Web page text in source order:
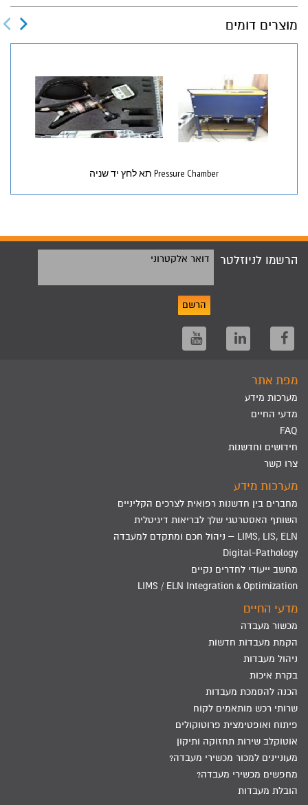
מוצרים דומים
Pressure Chamber תא לחץ יד שניה
הרשמו לניוזלטר דואר אלקטרוני
הרשם
מפת אתר
מערכות מידע
מדעי החיים
FAQ
חידושים וחדשנות
צרו קשר
מערכות מידע
מחברים בין חדשנות רפואית לצרכים הקליניים
השותף האסטרטגי שלך לבריאות דיגיטלית
LIMS, LIS, ELN – ניהול חכם ומתקדם למעבדה
Digital-Pathology
מחשב ייעודי לחדרים נקיים
LIMS / ELN Integration & Optimization
מדעי החיים
מכשור מעבדה
הקמת מעבדות חדשות
ניהול מעבדות
בקרת איכות
הכנה להסמכת מעבדות
שרותי רכש מותאמים לקוח
פיתוח ואופטימצית פרוטוקולים
אוטוקלב שירות תחזוקה ותיקון
מעוניינים למכור מכשירי מעבדה?
מחפשים מכשירי מעבדה?
הובלת מעבדות